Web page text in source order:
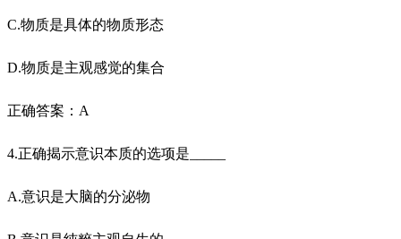
C.物质是具体的物质形态
D.物质是主观感觉的集合
正确答案：A
4.正确揭示意识本质的选项是_____
A.意识是大脑的分泌物